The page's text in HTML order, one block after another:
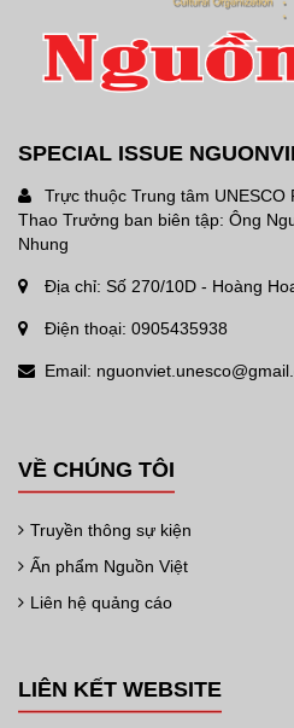
SPECIAL ISSUE
Trực thuộc Trung tâm UNESCO
Thao Trưởng ban biên tập: Ông
Nhung
Địa chỉ: Số 270/10D - Hoàng
Điện thoại: 0905435938
Email:
VỀ CHÚNG TÔI
Truyền thông sự kiện
Ấn phẩm Nguồn Việt
Liên hệ quảng cáo
LIÊN KẾT WEBSITE